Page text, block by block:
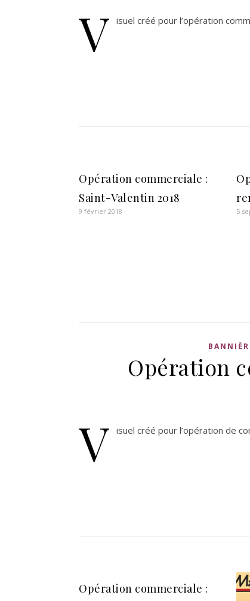
V isuel créé pour l’opération
Opération commerciale :
Saint-Valentin 2018
9 février 2018 5
Opération
V isuel créé pour l’opération de
Opération commerciale :